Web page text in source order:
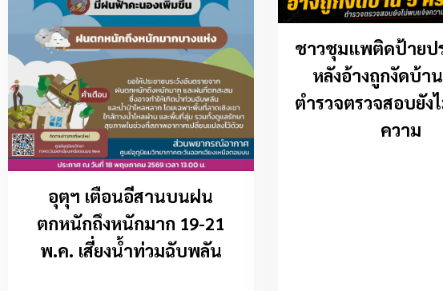
อุตุฯ เตือนอีสานบนฝน
ตกหนักถึงหนักมาก 19-21
พ.ค. เสี่ยงน้ำท่วมฉับพลัน
ชาวชุมแพติดป้ายป
หลังอ้างถูกงัดบ้า
ตำรวจตรวจสอบยัง
ความ